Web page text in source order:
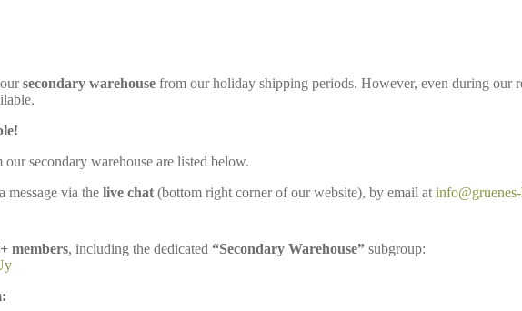
secondary warehouse from our holiday shipping periods. However, even during our
secondary warehouse are listed below.
message via the live chat (bottom right corner of our website), by email at
members, including the dedicated “Secondary Warehouse” subgroup: